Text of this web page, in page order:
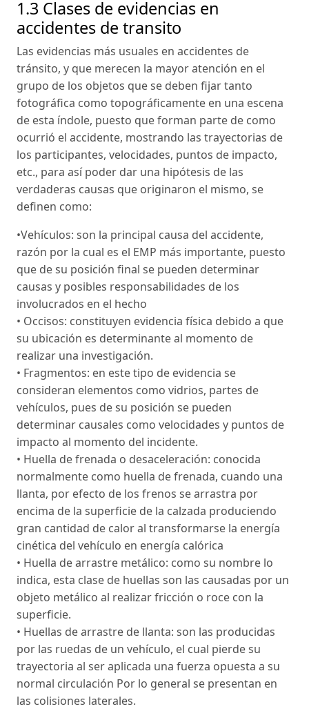
1.3 Clases de evidencias en
accidentes de transito
Las evidencias más usuales en accidentes de
tránsito, y que merecen la mayor atención en el
grupo de los objetos que se deben fijar tanto
fotográfica como topográficamente en una escena
de esta índole, puesto que forman parte de como
ocurrió el accidente, mostrando las trayectorias de
los participantes, velocidades, puntos de impacto,
etc., para así poder dar una hipótesis de las
verdaderas causas que originaron el mismo, se
definen como:
•Vehículos: son la principal causa del accidente,
razón por la cual es el EMP más importante, puesto
que de su posición final se pueden determinar
causas y posibles responsabilidades de los
involucrados en el hecho
• Occisos: constituyen evidencia física debido a que
su ubicación es determinante al momento de
realizar una investigación.
• Fragmentos: en este tipo de evidencia se
consideran elementos como vidrios, partes de
vehículos, pues de su posición se pueden
determinar causales como velocidades y puntos de
impacto al momento del incidente.
• Huella de frenada o desaceleración: conocida
normalmente como huella de frenada, cuando una
llanta, por efecto de los frenos se arrastra por
encima de la superficie de la calzada produciendo
gran cantidad de calor al transformarse la energía
cinética del vehículo en energía calórica
• Huella de arrastre metálico: como su nombre lo
indica, esta clase de huellas son las causadas por un
objeto metálico al realizar fricción o roce con la
superficie.
• Huellas de arrastre de llanta: son las producidas
por las ruedas de un vehículo, el cual pierde su
trayectoria al ser aplicada una fuerza opuesta a su
normal circulación Por lo general se presentan en
las colisiones laterales.